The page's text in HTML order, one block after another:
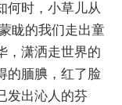
时，小草儿从
眬的我们走出童
，潇洒走世界的
腼腆，红了脸
发出沁人的芬